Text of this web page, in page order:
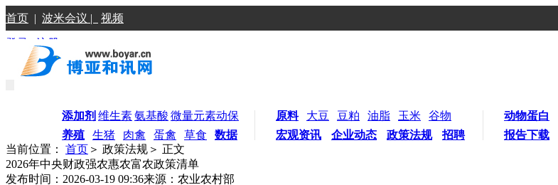
首页 | 波米会议 | 视频
登录 |注册
添加剂 维生素氨基酸 微量元素动保
养殖
生猪 肉禽 蛋禽 草食 数据
原料 大豆 豆粕 油脂 玉米
谷物
宏观资讯
企业动态 政策法规 招聘
动物蛋白
报告下载
当前位置： 首页 ＞ 政策法规＞ 正文
2026年中央财政强农惠农富农政策清单
发布时间：2026-03-19 09:36来源：农业农村部